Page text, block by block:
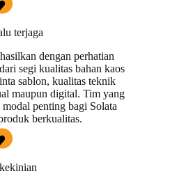
terjaga
dengan perhatian
segi kualitas bahan kaos
sablon, kualitas teknik
maupun digital. Tim yang
penting bagi Solata
berkualitas.